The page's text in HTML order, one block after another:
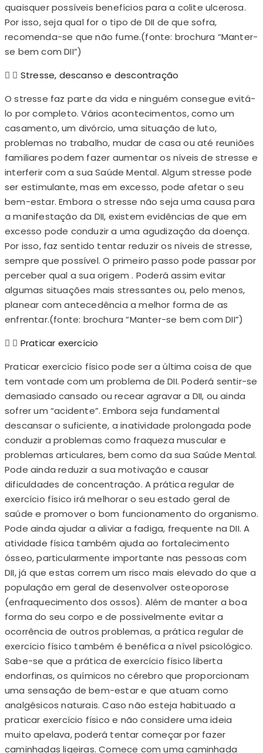
quaisquer possíveis benefícios para a colite ulcerosa.
Por isso, seja qual for o tipo de DII de que sofra,
recomenda-se que não fume.(fonte: brochura “Manter-
se bem com DII”)
Stresse, descanso e descontração
O stresse faz parte da vida e ninguém consegue evitá-
lo por completo. Vários acontecimentos, como um
casamento, um divórcio, uma situação de luto,
problemas no trabalho, mudar de casa ou até reuniões
familiares podem fazer aumentar os níveis de stresse e
interferir com a sua Saúde Mental. Algum stresse pode
ser estimulante, mas em excesso, pode afetar o seu
bem-estar. Embora o stresse não seja uma causa para
a manifestação da DII, existem evidências de que em
excesso pode conduzir a uma agudização da doença.
Por isso, faz sentido tentar reduzir os níveis de stresse,
sempre que possível. O primeiro passo pode passar por
perceber qual a sua origem . Poderá assim evitar
algumas situações mais stressantes ou, pelo menos,
planear com antecedência a melhor forma de as
enfrentar.(fonte: brochura “Manter-se bem com DII”)
Praticar exercício
Praticar exercício físico pode ser a última coisa de que
tem vontade com um problema de DII. Poderá sentir-se
demasiado cansado ou recear agravar a DII, ou ainda
sofrer um “acidente”. Embora seja fundamental
descansar o suficiente, a inatividade prolongada pode
conduzir a problemas como fraqueza muscular e
problemas articulares, bem como da sua Saúde Mental.
Pode ainda reduzir a sua motivação e causar
dificuldades de concentração. A prática regular de
exercício físico irá melhorar o seu estado geral de
saúde e promover o bom funcionamento do organismo.
Pode ainda ajudar a aliviar a fadiga, frequente na DII. A
atividade física também ajuda ao fortalecimento
ósseo, particularmente importante nas pessoas com
DII, já que estas correm um risco mais elevado do que a
população em geral de desenvolver osteoporose
(enfraquecimento dos ossos). Além de manter a boa
forma do seu corpo e de possivelmente evitar a
ocorrência de outros problemas, a prática regular de
exercício físico também é benéfica a nível psicológico.
Sabe-se que a prática de exercício físico liberta
endorfinas, os químicos no cérebro que proporcionam
uma sensação de bem-estar e que atuam como
analgésicos naturais. Caso não esteja habituado a
praticar exercício físico e não considere uma ideia
muito apelava, poderá tentar começar por fazer
caminhadas ligeiras. Comece com uma caminhada